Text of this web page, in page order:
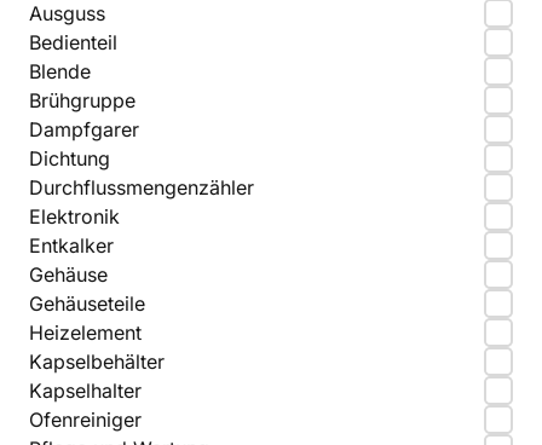
Ausguss
Bedienteil
Blende
Brühgruppe
Dampfgarer
Dichtung
Durchflussmengenzähler
Elektronik
Entkalker
Gehäuse
Gehäuseteile
Heizelement
Kapselbehälter
Kapselhalter
Ofenreiniger